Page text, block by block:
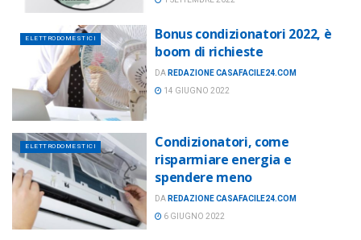
ELETTRODOMESTICI
Bonus condizionatori 2022, è
boom di richieste
DA REDAZIONE CASAFACILE24.COM
14 GIUGNO 2022
ELETTRODOMESTICI
Condizionatori, come
risparmiare energia e
spendere meno
DA REDAZIONE CASAFACILE24.COM
6 GIUGNO 2022